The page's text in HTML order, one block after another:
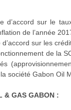
d’accord sur le
de l’année
sur les
de la
société Gabon Oil
& GAS GABON :